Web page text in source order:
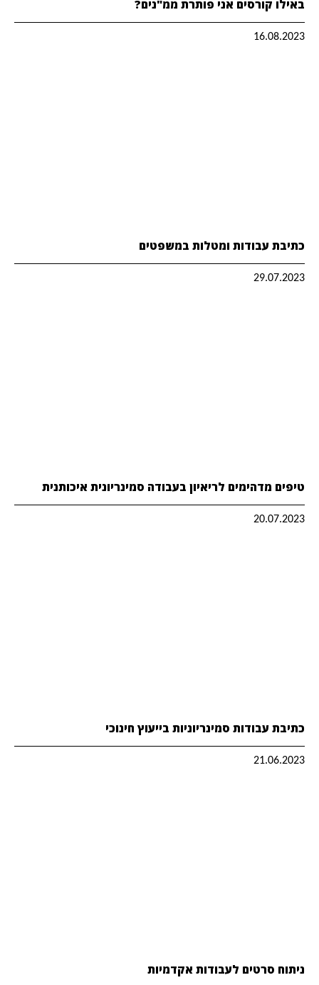
באילו קורסים אני פותרת ממ"נים?
16.08.2023
כתיבת עבודות ומטלות במשפטים
29.07.2023
טיפים מדהימים לריאיון בעבודה סמינריונית איכותנית
20.07.2023
כתיבת עבודות סמינריוניות בייעוץ חינוכי
21.06.2023
ניתוח סרטים לעבודות אקדמיות